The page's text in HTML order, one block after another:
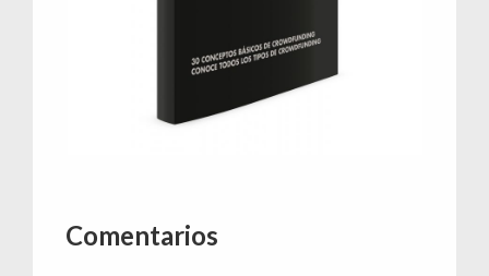
Interacciones
Comentarios